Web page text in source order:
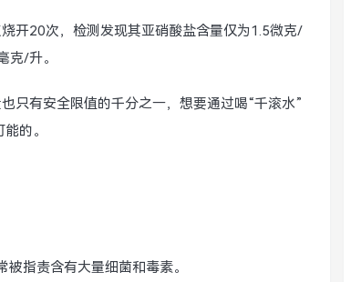
开20次，检测发现其亚硝酸盐含量仅为1.5微克/
克/升。
只有安全限值的千分之一，想要通过喝“千滚水”
的。
指责含有大量细菌和毒素。